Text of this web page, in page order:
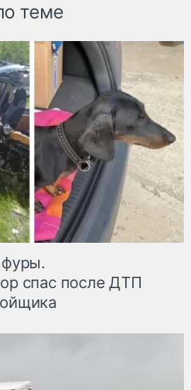
теме
спас после ДТП